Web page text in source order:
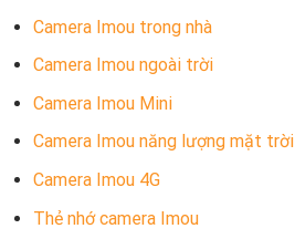
Camera Imou trong nhà
Camera Imou ngoài trời
Camera Imou Mini
Camera Imou năng lượng mặt trời
Camera Imou 4G
Thẻ nhớ camera Imou